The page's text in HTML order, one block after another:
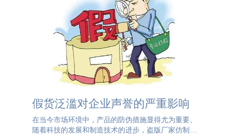
假货泛滥对企业声誉的严重影响
在当今市场环境中，产品的防伪措施显得尤为重要。
随着科技的发展和制造技术的进步，盗版厂家仿制真